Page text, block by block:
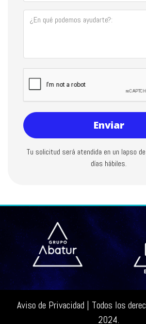
Enviar
Tu solicitud será atendida en un lapso
días hábiles.
Aviso de Privacidad | Todos los
2024.